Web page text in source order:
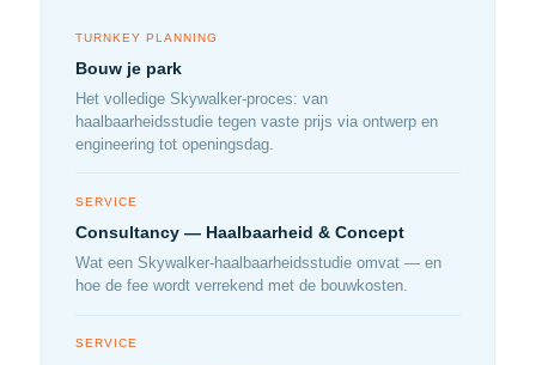
TURNKEY PLANNING
Bouw je park
Het volledige Skywalker-proces: van
haalbaarheidsstudie tegen vaste prijs via ontwerp en
engineering tot openingsdag.
SERVICE
Consultancy — Haalbaarheid & Concept
Wat een Skywalker-haalbaarheidsstudie omvat — en
hoe de fee wordt verrekend met de bouwkosten.
SERVICE